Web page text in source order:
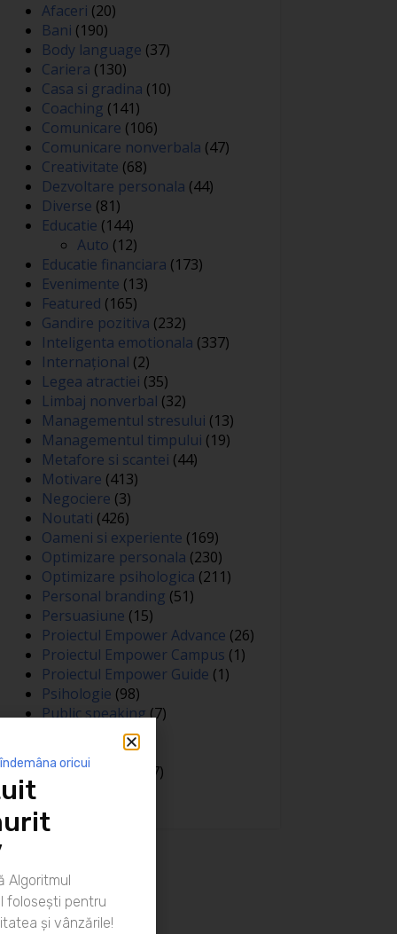
Afaceri (20)
Bani (190)
Body language (37)
Cariera (130)
Casa si gradina (10)
Coaching (141)
Comunicare (106)
Comunicare nonverbala (47)
Creativitate (68)
Dezvoltare personala (44)
Diverse (81)
Educatie (144)
Auto (12)
Educatie financiara (173)
Evenimente (13)
Featured (165)
Gandire pozitiva (232)
Inteligenta emotionala (337)
Internațional (2)
Legea atractiei (35)
Limbaj nonverbal (32)
Managementul stresului (13)
Managementul timpului (19)
Metafore si scantei (44)
Motivare (413)
Negociere (3)
Noutati (426)
Oameni si experiente (169)
Optimizare personala (230)
Optimizare psihologica (211)
Personal branding (51)
Persuasiune (15)
Proiectul Empower Advance (26)
Proiectul Empower Campus (1)
Proiectul Empower Guide (1)
Psihologie (98)
Public speaking(7)
(81)
Spiritualitate
(127)
oricui
Algoritmul
folosești pentru
și vânzările!